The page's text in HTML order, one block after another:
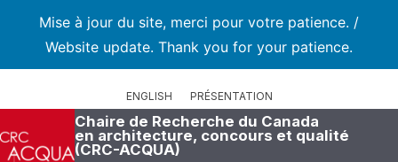
Mise à jour du site, merci pour votre patience. /
Website update. Thank you for your patience.
ENGLISH PRÉSENTATION
Chaire de Recherche du Canada
en architecture, concours et qualité
(CRC-ACQUA)